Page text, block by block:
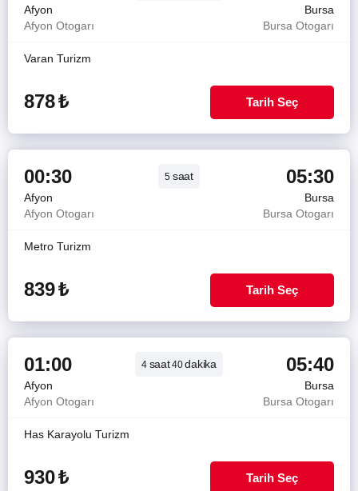
Afyon
Bursa
Afyon Otogarı
Bursa Otogarı
Varan Turizm
878₺ Tarih Seç
00:30 5 saat 05:30
Afyon
Bursa
Afyon Otogarı
Bursa Otogarı
Metro Turizm
839₺ Tarih Seç
01:00 4 saat40dakika 05:40
Afyon
Bursa
Afyon Otogarı
Bursa Otogarı
Has Karayolu Turizm
930₺ Tarih Seç